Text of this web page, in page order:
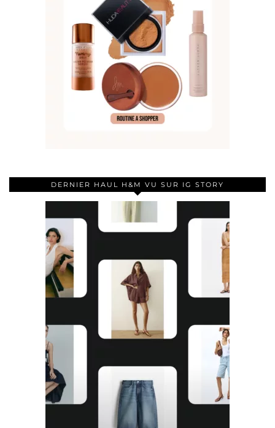
DERNIER HAUL H&M VU SUR IG STORY